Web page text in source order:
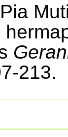
213.